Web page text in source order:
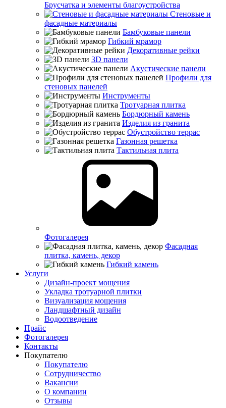
Брусчатка и элементы благоустройства
Стеновые и
фасадные материалы
Бамбуковые панели
Гибкий мрамор
Декоративные рейки
3D панели
Акустические панели
Профили для
стеновых панелей
Инструменты
Тротуарная плитка
Бордюрный камень
Изделия из гранита
Обустройство террас
Газонная решетка
Тактильная плита
Фотогалерея
Фасадная
плитка, камень, декор
Гибкий камень
Услуги
Дизайн-проект мощения
Укладка тротуарной плитки
Визуализация мощения
Ландшафтный дизайн
Водоотведение
Прайс
Фотогалерея
Контакты
Покупателю
Покупателю
Сотрудничество
Вакансии
О компании
Отзывы